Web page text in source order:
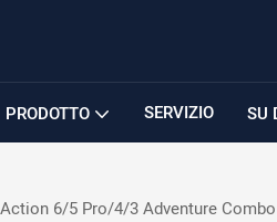
PRODOTTO SERVIZIO SU
6/5 Pro/4/3 Adventure Combo